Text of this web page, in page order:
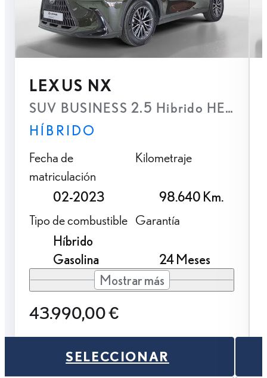
LEXUS NX
SUV BUSINESS 2.5 Hibrido HEV
HÍBRIDO
Fecha de
matriculación
02-2023
Kilometraje
98.640 Km.
Tipo de combustible
Híbrido
Gasolina
Garantía
24 Meses
Mostrar más
43.990,00 €
SELECCIONAR